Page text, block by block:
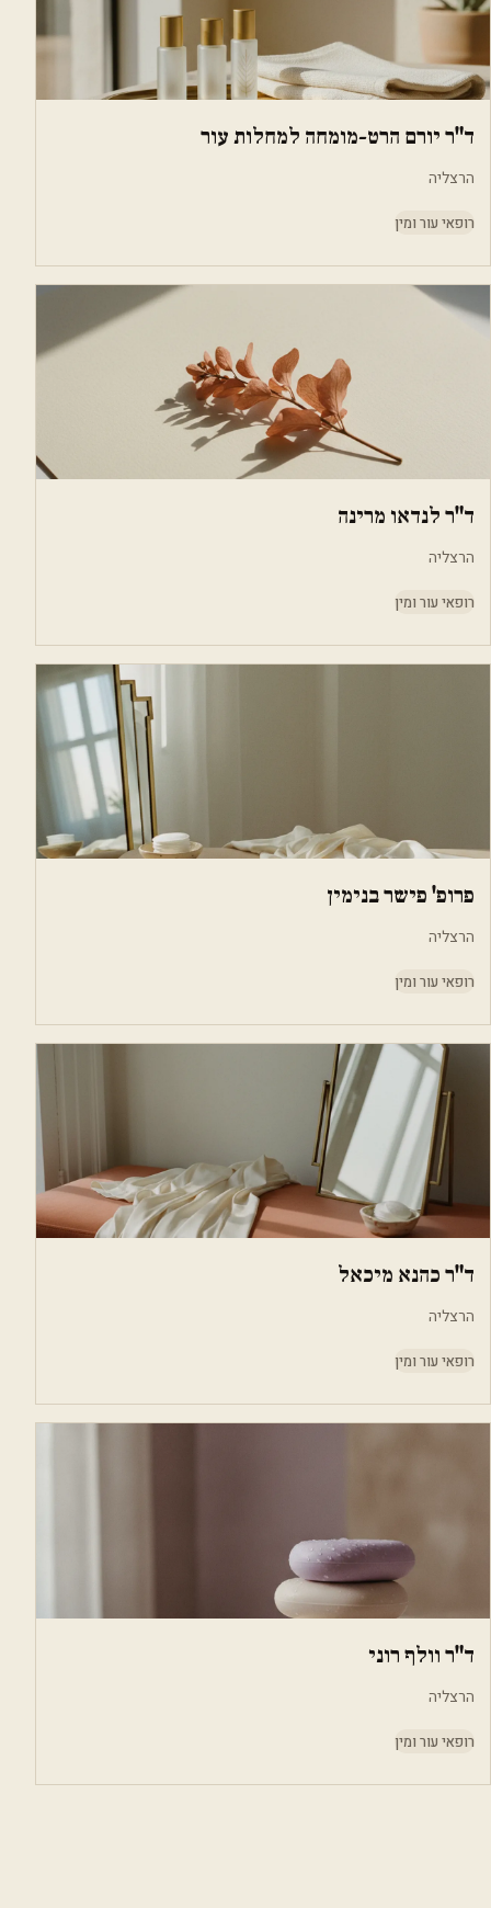
ד"ר יורם הרט-מומחה למחלות עור
הרצליה
רופאי עור ומין
ד"ר לנדאו מרינה
הרצליה
רופאי עור ומין
פרופ' פישר בנימין
הרצליה
רופאי עור ומין
ד"ר כהנא מיכאל
הרצליה
רופאי עור ומין
ד"ר וולף רוני
הרצליה
רופאי עור ומין